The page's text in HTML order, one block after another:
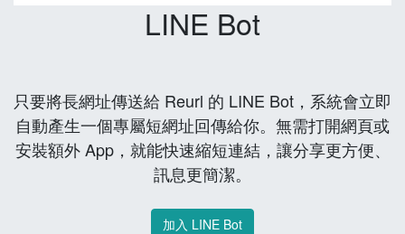
LINE Bot
只要將長網址傳送給 Reurl 的 LINE Bot，系統會立即
自動產生一個專屬短網址回傳給你。無需打開網頁或
安裝額外 App，就能快速縮短連結，讓分享更方便、
訊息更簡潔。
加入 LINE Bot